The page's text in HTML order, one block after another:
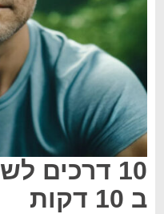
10 דרכים
ב 10 דקות